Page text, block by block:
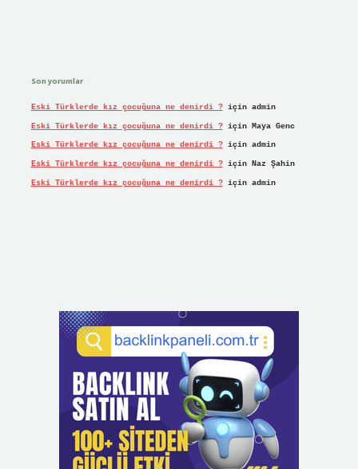
Son yorumlar
Eski Türklerde kız çocuğuna ne denirdi ?için admin
Eski Türklerde kız çocuğuna ne denirdi ?için Maya Genc
Eski Türklerde kız çocuğuna ne denirdi ?için admin
Eski Türklerde kız çocuğuna ne denirdi ?için Naz Şahin
Eski Türklerde kız çocuğuna ne denirdi ?için admin